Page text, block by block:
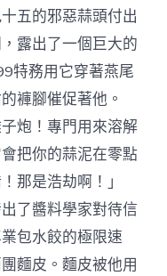
五的邪惡蒜頭付出
露出了一個巨大的
特務用它穿著燕尾
褲腳催促著他。
炮！專門用來溶解
把你的蒜泥在零點
那是浩劫啊！」
了醬料學家對待信
包水餃的極限速
麵皮。麵皮被他用